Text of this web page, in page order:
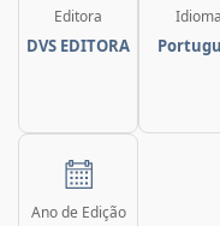
Editora
DVS EDITORA
Idioma
Ano de Edição